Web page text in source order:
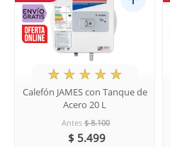
★ ☆ ☆ ☆ ☆
Calefón JAMES con Tanque de
Acero 20 L
Antes $ 8.100
$ 5.499